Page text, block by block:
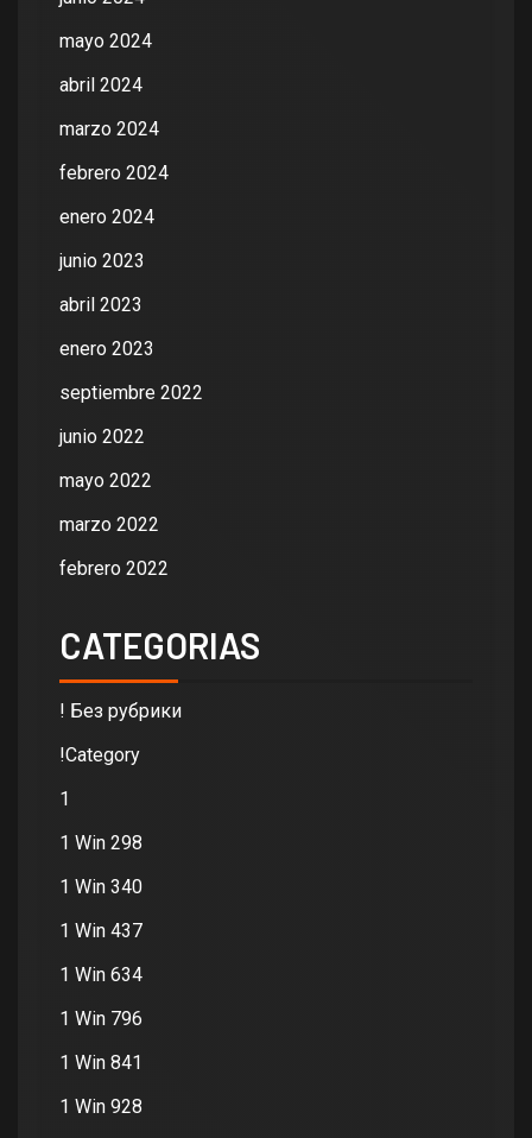
mayo 2024
abril 2024
marzo 2024
febrero 2024
enero 2024
junio 2023
abril 2023
enero 2023
septiembre 2022
junio 2022
mayo 2022
marzo 2022
febrero 2022
CATEGORIAS
! Без рубрики
!Category
1
1 Win 298
1 Win 340
1 Win 437
1 Win 634
1 Win 796
1 Win 841
1 Win 928